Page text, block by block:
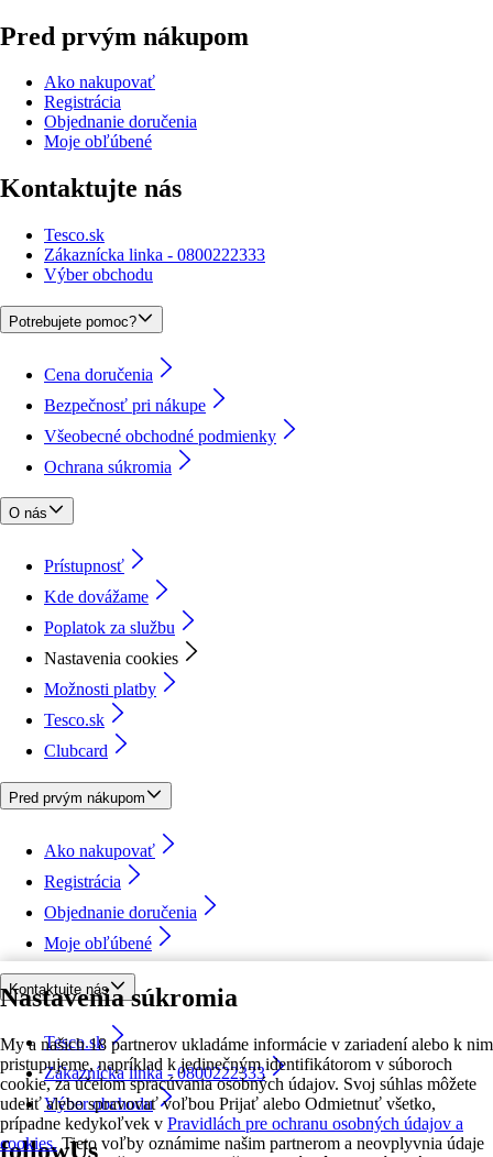
Nastavenia súkromia
My a našich 18 partnerov ukladáme informácie v zariadení alebo k nim
pristupujeme, napríklad k jedinečným identifikátorom v súboroch
cookie, za účelom spracúvania osobných údajov. Svoj súhlas môžete
udeliť alebo spravovať voľbou Prijať alebo Odmietnuť všetko,
prípadne kedykoľvek v Pravidlách pre ochranu osobných údajov a
cookies. Tieto voľby oznámime našim partnerom a neovplyvnia údaje
Pred prvým nákupom
Ako nakupovať
Registrácia
Objednanie doručenia
Moje obľúbené
Kontaktujte nás
Tesco.sk
Zákaznícka linka - 0800222333
Výber obchodu
Potrebujete pomoc?
Cena doručenia
Bezpečnosť pri nákupe
Všeobecné obchodné podmienky
Ochrana súkromia
O nás
Prístupnosť
Kde dovážame
Poplatok za službu
Nastavenia cookies
Možnosti platby
Tesco.sk
Clubcard
Pred prvým nákupom
Ako nakupovať
Registrácia
Objednanie doručenia
Moje obľúbené
Kontaktujte nás
Tesco.sk
Zákaznícka linka - 0800222333
Výber obchodu
followUs